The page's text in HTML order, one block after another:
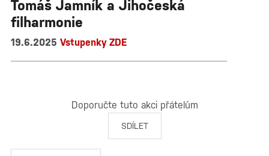
Tomáš Jamník a Jihočeská
filharmonie
19.6.2025 Vstupenky ZDE
Doporučte tuto akci přátelům
SDÍLET